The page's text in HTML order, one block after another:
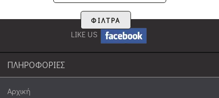
ΦΙΛΤΡΑ
LIKE US
ΠΛΗΡΟΦΟΡΙΕΣ
Αρχική